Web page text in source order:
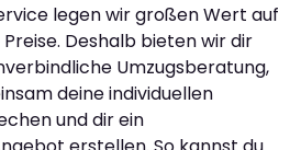
legen wir großen Wert auf
Deshalb bieten wir dir
Umzugsberatung,
deine individuellen
und dir ein